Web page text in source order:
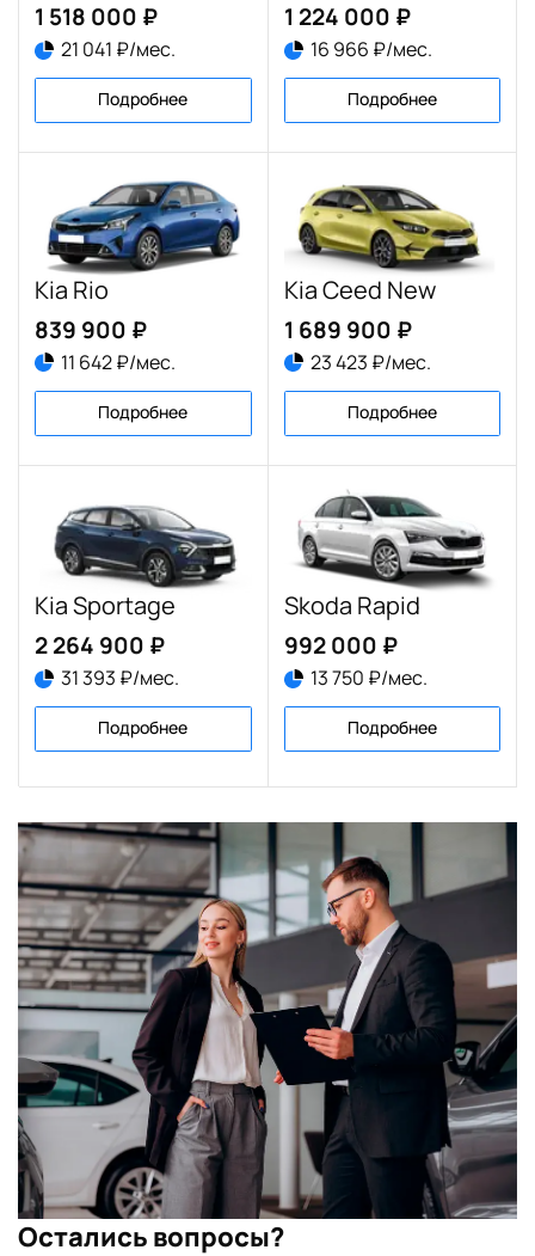
1 518 000 ₽
21 041 ₽/мес.
Подробнее
1 224 000 ₽
16 966 ₽/мес.
Подробнее
Kia Rio
839 900 ₽
11 642 ₽/мес.
Подробнее
Kia Ceed New
1 689 900 ₽
23 423 ₽/мес.
Подробнее
Kia Sportage
2 264 900 ₽
31 393 ₽/мес.
Подробнее
Skoda Rapid
992 000 ₽
13 750 ₽/мес.
Подробнее
Остались вопросы?